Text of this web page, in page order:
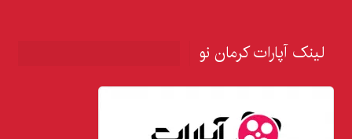
لینک آپارات کرمان نو